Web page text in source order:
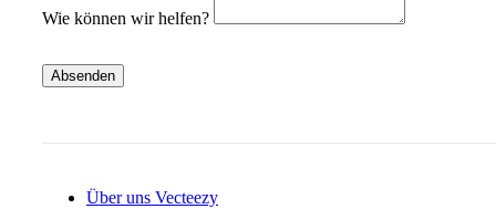
Wie können wir helfen?
Absenden
Über uns Vecteezy